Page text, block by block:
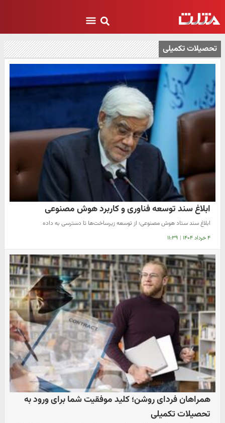
تحصیلات تکمیلی
ابلاغ سند توسعه فناوری و کاربرد هوش مصنوعی
ابلاغ سند ستاد هوش مصنوعی؛ از توسعه زیرساخت‌ها تا دسترسی به داده
۴ خرداد ۱۴۰۴ | ۱۱:۳۹
همراهان فردای روشن؛ کلید موفقیت شما برای ورود به
تحصیلات تکمیلی